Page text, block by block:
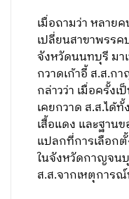
เมื่อถามว่า หลาย
เปลี่ยนสาขาพรร
จังหวัดนนทบุรี มา
กวาดเก้าอี้ ส.ส.ก
กล่าวว่า เมื่อครั้ง
เคยกวาด ส.ส.ได้
เสื้อแดง และฐาน
แปลกที่การเลือก
ในจังหวัดกาญจนบุ
ส.ส.จากเหตุการ